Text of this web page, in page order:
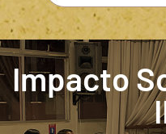
Impacto